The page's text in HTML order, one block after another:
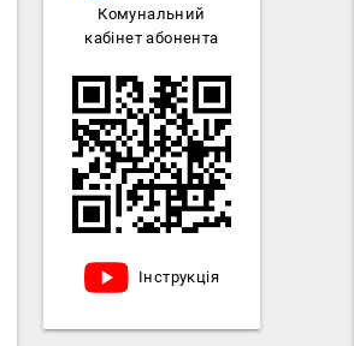
Комунальний
кабінет абонента
Інструкція